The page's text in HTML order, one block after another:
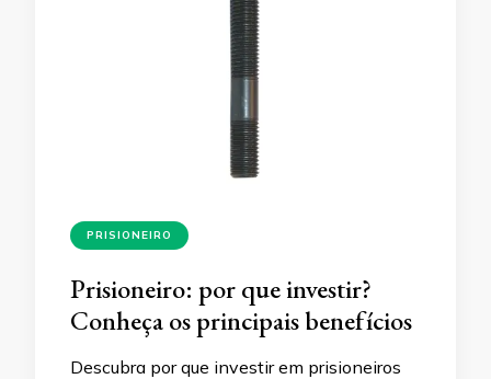
PRISIONEIRO
Prisioneiro: por que investir?
Conheça os principais benefícios
Descubra por que investir em prisioneiros